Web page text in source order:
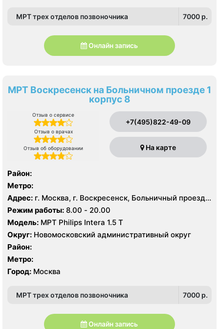
МРТ трех отделов позвоночника 7000 p.
Онлайн запись
МРТ Воскресенск на Больничном проезде 1
корпус 8
Отзыв о сервисе
Отзыв о врачах
Отзыв об оборудовании
+7(495)822-49-09
На карте
Район:
Метро:
Адрес: г. Москва, г. Воскресенск, Больничный проезд,
д. 1, корп. 8
Режим работы: 8.00 - 20.00
Модель: МРТ Philips Intera 1.5 T
Округ: Новомосковский административный округ
Район:
Метро:
Город: Москва
МРТ трех отделов позвоночника 7000 p.
Онлайн запись